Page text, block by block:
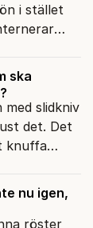
i stället
ska
slidkniv
det. Det
knuffa
nu igen,
röster